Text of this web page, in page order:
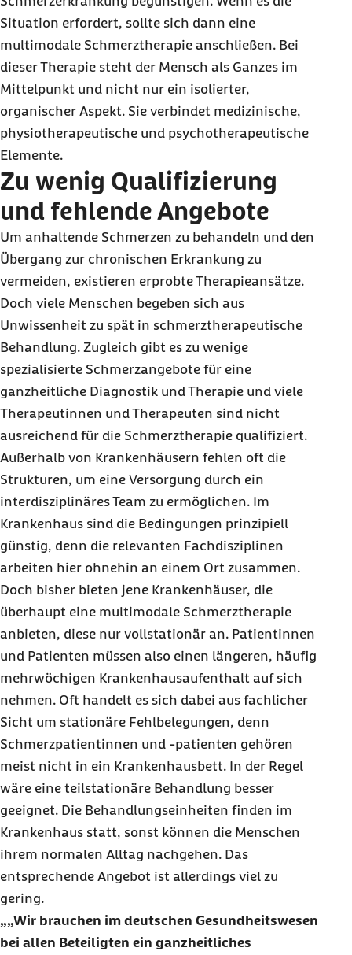
Situation erfordert, sollte sich dann eine
multimodale Schmerztherapie anschließen. Bei
dieser Therapie steht der Mensch als Ganzes im
Mittelpunkt und nicht nur ein isolierter,
organischer Aspekt. Sie verbindet medizinische,
physiotherapeutische und psychotherapeutische
Elemente.
Zu wenig Qualifizierung
und fehlende Angebote
Um anhaltende Schmerzen zu behandeln und den
Übergang zur chronischen Erkrankung zu
vermeiden, existieren erprobte Therapieansätze.
Doch viele Menschen begeben sich aus
Unwissenheit zu spät in schmerztherapeutische
Behandlung. Zugleich gibt es zu wenige
spezialisierte Schmerzangebote für eine
ganzheitliche Diagnostik und Therapie und viele
Therapeutinnen und Therapeuten sind nicht
ausreichend für die Schmerztherapie qualifiziert.
Außerhalb von Krankenhäusern fehlen oft die
Strukturen, um eine Versorgung durch ein
interdisziplinäres Team zu ermöglichen. Im
Krankenhaus sind die Bedingungen prinzipiell
günstig, denn die relevanten Fachdisziplinen
arbeiten hier ohnehin an einem Ort zusammen.
Doch bisher bieten jene Krankenhäuser, die
überhaupt eine multimodale Schmerztherapie
anbieten, diese nur vollstationär an. Patientinnen
und Patienten müssen also einen längeren, häufig
mehrwöchigen Krankenhausaufenthalt auf sich
nehmen. Oft handelt es sich dabei aus fachlicher
Sicht um stationäre Fehlbelegungen, denn
Schmerzpatientinnen und -patienten gehören
meist nicht in ein Krankenhausbett. In der Regel
wäre eine teilstationäre Behandlung besser
geeignet. Die Behandlungseinheiten finden im
Krankenhaus statt, sonst können die Menschen
ihrem normalen Alltag nachgehen. Das
entsprechende Angebot ist allerdings viel zu
gering.
„Wir brauchen im deutschen Gesundheitswesen
bei allen Beteiligten ein ganzheitliches